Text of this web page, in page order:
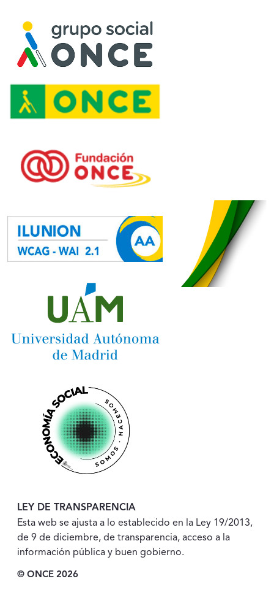
LEY DE TRANSPARENCIA
Esta web se ajusta a lo establecido en la Ley 19/2013,
de 9 de diciembre, de transparencia, acceso a la
información pública y buen gobierno.
© ONCE 2026